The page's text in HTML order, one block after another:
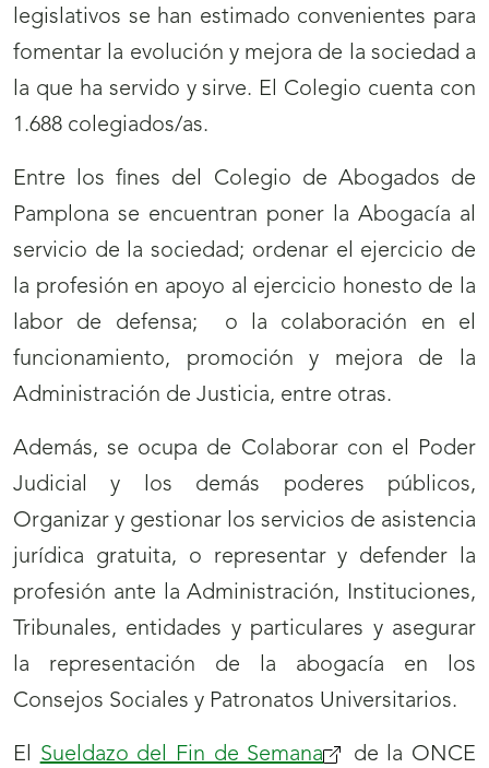
legislativos se han estimado convenientes para
fomentar la evolución y mejora de la sociedad a
la que ha servido y sirve. El Colegio cuenta con
1.688 colegiados/as.
Entre los fines del Colegio de Abogados de
Pamplona se encuentran poner la Abogacía al
servicio de la sociedad; ordenar el ejercicio de
la profesión en apoyo al ejercicio honesto de la
labor de defensa; o la colaboración en el
funcionamiento, promoción y mejora de la
Administración de Justicia, entre otras.
Además, se ocupa de Colaborar con el Poder
Judicial y los demás poderes públicos,
Organizar y gestionar los servicios de asistencia
jurídica gratuita, o representar y defender la
profesión ante la Administración, Instituciones,
Tribunales, entidades y particulares y asegurar
la representación de la abogacía en los
Consejos Sociales y Patronatos Universitarios.
El Sueldazo del Fin de Semana
de la ONCE